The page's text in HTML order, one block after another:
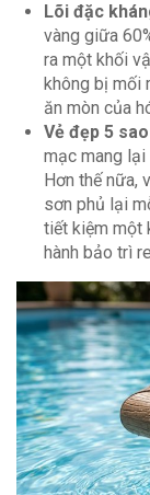
Lõi đặc
vàng giữa
ra một khối
không bị mối
ăn mòn của
Vẻ đẹp 5
mạc mang
Hơn thế nữa,
sơn phủ lại
tiết kiệm một
hành bảo trì